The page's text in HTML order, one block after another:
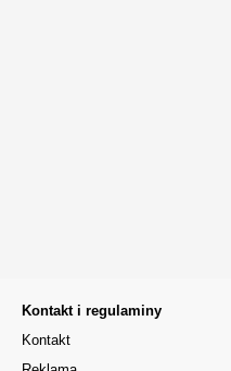
Kontakt i regulaminy
Kontakt